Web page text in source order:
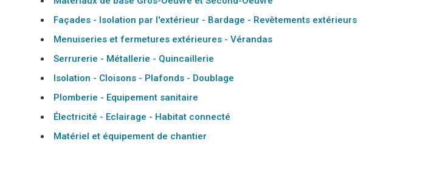
Façades - Isolation par l'extérieur - Bardage - Revêtements extérieurs
Menuiseries et fermetures extérieures - Vérandas
Serrurerie - Métallerie - Quincaillerie
Isolation - Cloisons - Plafonds - Doublage
Plomberie - Equipement sanitaire
Électricité - Eclairage - Habitat connecté
Matériel et équipement de chantier